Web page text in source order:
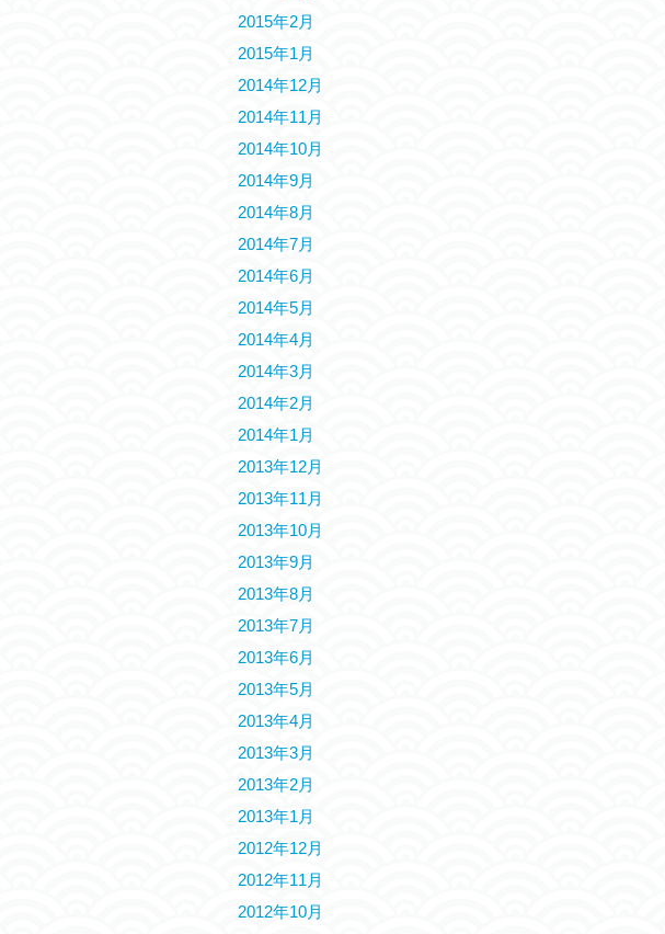
2015年2月
2015年1月
2014年12月
2014年11月
2014年10月
2014年9月
2014年8月
2014年7月
2014年6月
2014年5月
2014年4月
2014年3月
2014年2月
2014年1月
2013年12月
2013年11月
2013年10月
2013年9月
2013年8月
2013年7月
2013年6月
2013年5月
2013年4月
2013年3月
2013年2月
2013年1月
2012年12月
2012年11月
2012年10月